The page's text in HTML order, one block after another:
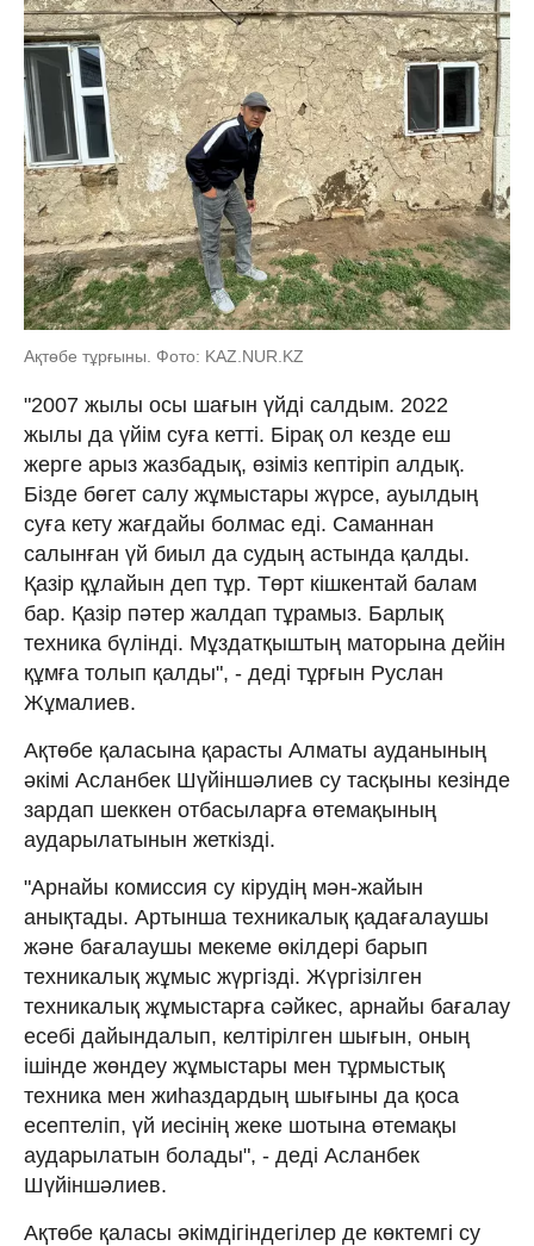
Ақтөбе тұрғыны. Фото: KAZ.NUR.KZ
"2007 жылы осы шағын үйді салдым. 2022
жылы да үйім суға кетті. Бірақ ол кезде еш
жерге арыз жазбадық, өзіміз кептіріп алдық.
Бізде бөгет салу жұмыстары жүрсе, ауылдың
суға кету жағдайы болмас еді. Саманнан
салынған үй биыл да судың астында қалды.
Қазір құлайын деп тұр. Төрт кішкентай балам
бар. Қазір пәтер жалдап тұрамыз. Барлық
техника бүлінді. Мұздатқыштың маторына дейін
құмға толып қалды", - деді тұрғын Руслан
Жұмалиев.
Ақтөбе қаласына қарасты Алматы ауданының
әкімі Асланбек Шүйіншәлиев су тасқыны кезінде
зардап шеккен отбасыларға өтемақының
аударылатынын жеткізді.
"Арнайы комиссия су кірудің мән-жайын
анықтады. Артынша техникалық қадағалаушы
және бағалаушы мекеме өкілдері барып
техникалық жұмыс жүргізді. Жүргізілген
техникалық жұмыстарға сәйкес, арнайы бағалау
есебі дайындалып, келтірілген шығын, оның
ішінде жөндеу жұмыстары мен тұрмыстық
техника мен жиһаздардың шығыны да қоса
есептеліп, үй иесінің жеке шотына өтемақы
аударылатын болады", - деді Асланбек
Шүйіншәлиев.
Ақтөбе қаласы әкімдігіндегілер де көктемгі су